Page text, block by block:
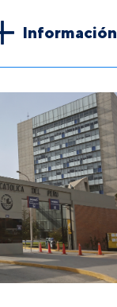
Información